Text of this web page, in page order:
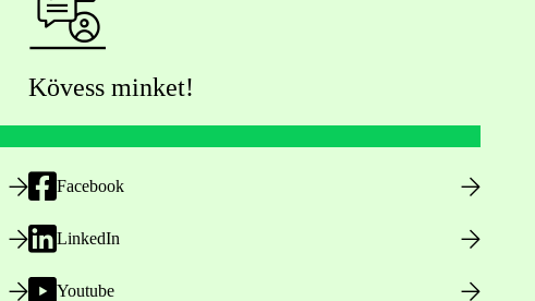
Kövess minket!
Facebook
LinkedIn
Youtube